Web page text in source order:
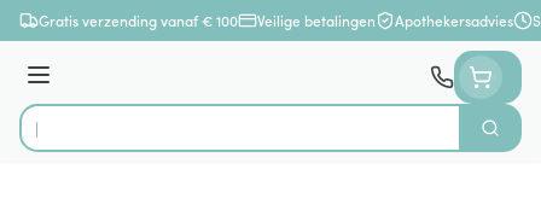
Ga naar de inhoud
Gratis verzending vanaf € 100 Veilige betalingen Apothekersadvies
Menu
Product, merk, categorie...
Zoek